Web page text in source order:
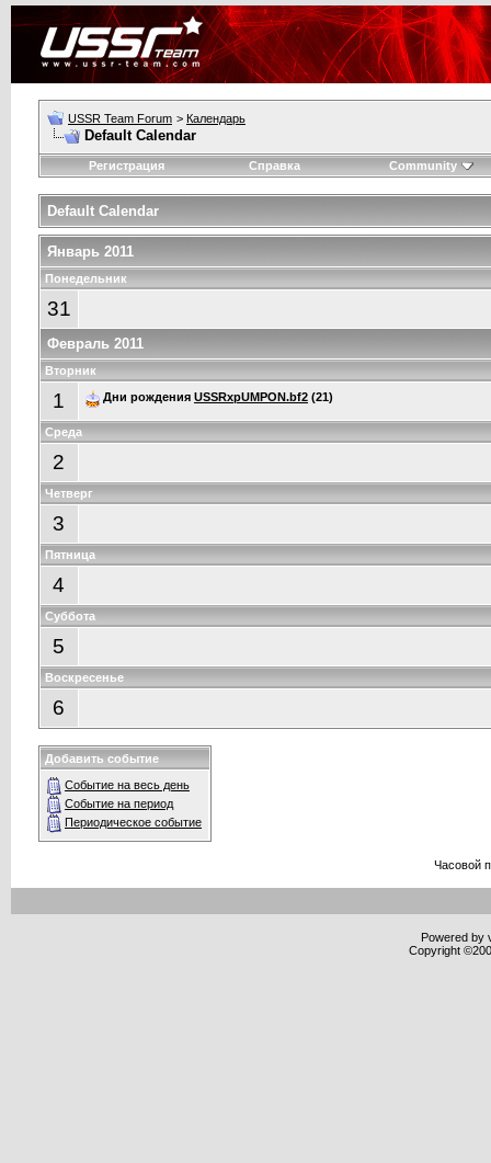
USSR Team Forum > Календарь
Default Calendar
Регистрация Справка Community
Default Calendar
Январь 2011
Понедельник
31
Февраль 2011
Вторник
1 Дни рождения USSRxpUMPON.bf2 (21)
Среда
2
Четверг
3
Пятница
4
Суббота
5
Воскресенье
6
Добавить событие
Событие на весь день
Событие на период
Периодическое событие
Часовой
Powered by
Copyright